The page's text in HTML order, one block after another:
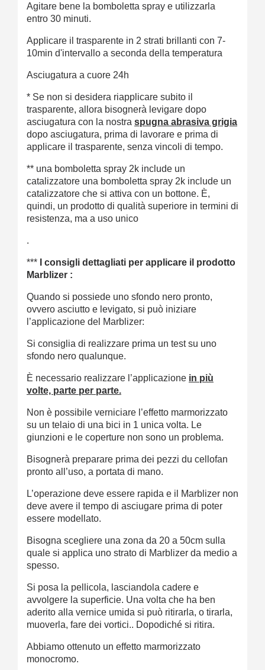
Agitare bene la bomboletta spray e utilizzarla
entro 30 minuti.
Applicare il trasparente in 2 strati brillanti con 7-
10min d'intervallo a seconda della temperatura
Asciugatura a cuore 24h
* Se non si desidera riapplicare subito il
trasparente, allora bisognerà levigare dopo
asciugatura con la nostra spugna abrasiva grigia
dopo asciugatura, prima di lavorare e prima di
applicare il trasparente, senza vincoli di tempo.
** una bomboletta spray 2k include un
catalizzatore una bomboletta spray 2k include un
catalizzatore che si attiva con un bottone. È,
quindi, un prodotto di qualità superiore in termini di
resistenza, ma a uso unico
.
***
I consigli dettagliati per applicare il prodotto
Marblizer :
Quando si possiede uno sfondo nero pronto,
ovvero asciutto e levigato, si può iniziare
l’applicazione del Marblizer:
Si consiglia di realizzare prima un test su uno
sfondo nero qualunque.
È necessario realizzare l’applicazione in più
volte, parte per parte.
Non è possibile verniciare l’effetto marmorizzato
su un telaio di una bici in 1 unica volta. Le
giunzioni e le coperture non sono un problema.
Bisognerà preparare prima dei pezzi du cellofan
pronto all’uso, a portata di mano.
L’operazione deve essere rapida e il Marblizer non
deve avere il tempo di asciugare prima di poter
essere modellato.
Bisogna scegliere una zona da 20 a 50cm sulla
quale si applica uno strato di Marblizer da medio a
spesso.
Si posa la pellicola, lasciandola cadere e
avvolgere la superficie. Una volta che ha ben
aderito alla vernice umida si può ritirarla, o tirarla,
muoverla, fare dei vortici.. Dopodiché si ritira.
Abbiamo ottenuto un effetto marmorizzato
monocromo.